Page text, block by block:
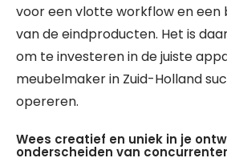
voor een vlotte workflow en
van de eindproducten. Het is
om te investeren in de juiste
meubelmaker in Zuid-Holland
opereren.
Wees creatief en uniek in je
onderscheiden van